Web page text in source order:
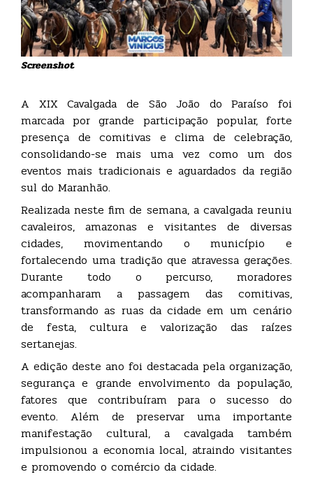
Screenshot
A XIX Cavalgada de São João do Paraíso foi
marcada por grande participação popular, forte
presença de comitivas e clima de celebração,
consolidando-se mais uma vez como um dos
eventos mais tradicionais e aguardados da região
sul do Maranhão.
Realizada neste fim de semana, a cavalgada reuniu
cavaleiros, amazonas e visitantes de diversas
cidades, movimentando o município e
fortalecendo uma tradição que atravessa gerações.
Durante todo o percurso, moradores
acompanharam a passagem das comitivas,
transformando as ruas da cidade em um cenário
de festa, cultura e valorização das raízes
sertanejas.
A edição deste ano foi destacada pela organização,
segurança e grande envolvimento da população,
fatores que contribuíram para o sucesso do
evento. Além de preservar uma importante
manifestação cultural, a cavalgada também
impulsionou a economia local, atraindo visitantes
e promovendo o comércio da cidade.